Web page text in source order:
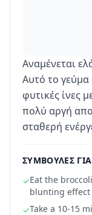
Αναμένεται
Αυτό το
φυτικές ίνες
πολύ αργή
σταθερή
ΣΥΜΒΟΥΛΈΣ
✓Eat the
blunting effect
✓Take a 10-15